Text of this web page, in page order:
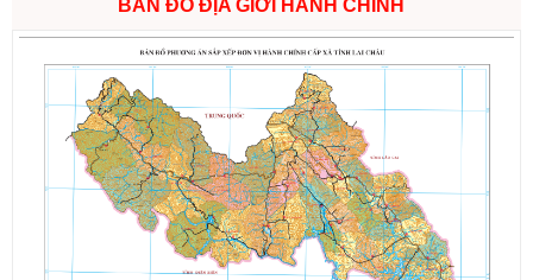
BẢN ĐỒ ĐỊA GIỚI HÀNH CHÍNH